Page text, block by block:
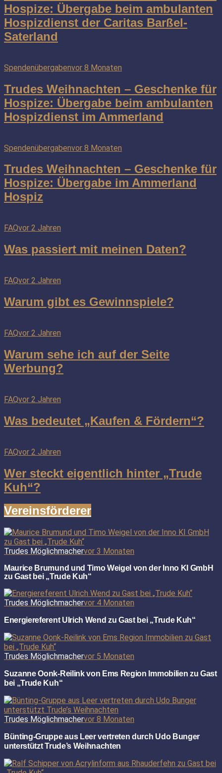
Hospize: Übergabe beim ambulanten
Hospizdienst der Caritas Barßel-
Saterland
Spendenübergabenvor 8 Monaten
Trudes Weihnachten – Geschenke für
Hospize: Übergabe beim ambulanten
Hospizdienst im Ammerland
Spendenübergabenvor 8 Monaten
Trudes Weihnachten – Geschenke für
Hospize: Übergabe im Ammerland
Hospiz
FAQvor 2 Jahren
Was passiert mit meinen Daten?
FAQvor 2 Jahren
Warum gibt es Gewinnspiele?
FAQvor 2 Jahren
Warum sehe ich auf der Seite
Werbung?
FAQvor 2 Jahren
Was bedeutet „Kaufen & Fördern“?
FAQvor 2 Jahren
Wer steckt eigentlich hinter „Trude
Kuh“?
Vereinsförderer
Trudes Möglichmachervor 3 Monaten
Maurice Brumund und Timo Weigel von der Inno KI GmbH
zu Gast bei „Trude Kuh“
Trudes Möglichmachervor 4 Monaten
Energiereferent Ulrich Wend zu Gast bei „Trude Kuh“
Trudes Möglichmachervor 5 Monaten
Suzanne Oonk-Reilink von Ems Region Immobilien zu Gast
bei „Trude Kuh“
Trudes Möglichmachervor 8 Monaten
Bünting-Gruppe aus Leer vertreten durch Udo Bunger
unterstützt Trude’s Weihnachten